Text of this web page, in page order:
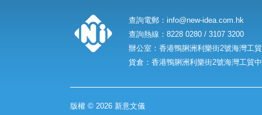
查詢電郵： info@new-idea.com.hk
查詢熱線：8228 0280 / 3107 3200
辦公室：香港鴨脷洲利樂街2號海灣工
貨倉：香港鴨脷洲利樂街2號海灣工貿
版權 © 2026 新意文儀